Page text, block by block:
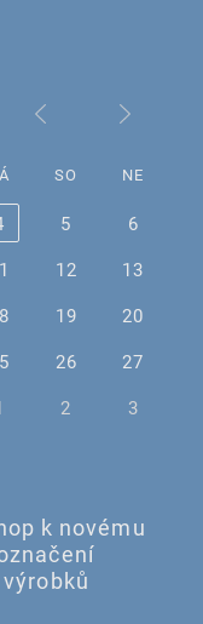
SO NE
5
6
12
13
19
20
26
27
2 3
k novému